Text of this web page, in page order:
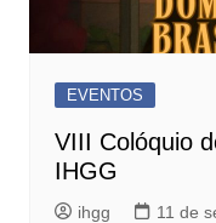
EVENTOS
VIII Colóquio
IHGG
ihgg 11 de